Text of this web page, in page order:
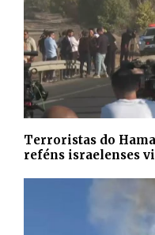
Terroristas do
reféns israelenses